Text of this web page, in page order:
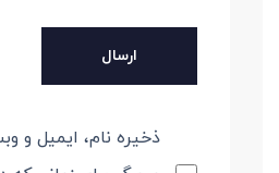
ذخیره نام، ایمیل و